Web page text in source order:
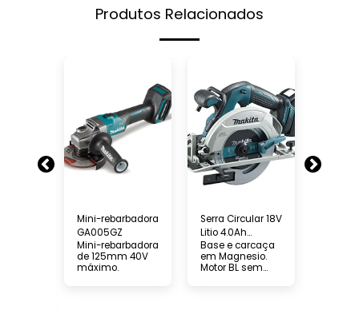
Produtos Relacionados
Mini-rebarbadora
GA005GZ
Mini-rebarbadora
de 125mm 40V
máximo.
Serra Circular 18V
Litio 4.0Ah
DHS680RMJ
Base e carcaça
em Magnesio.
Motor BL sem